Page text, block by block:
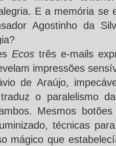
E a memória se
Agostinho da
Ecos três e-mails
impressões
de Araújo,
o paralelismo
Mesmos
técnicas
mágico que